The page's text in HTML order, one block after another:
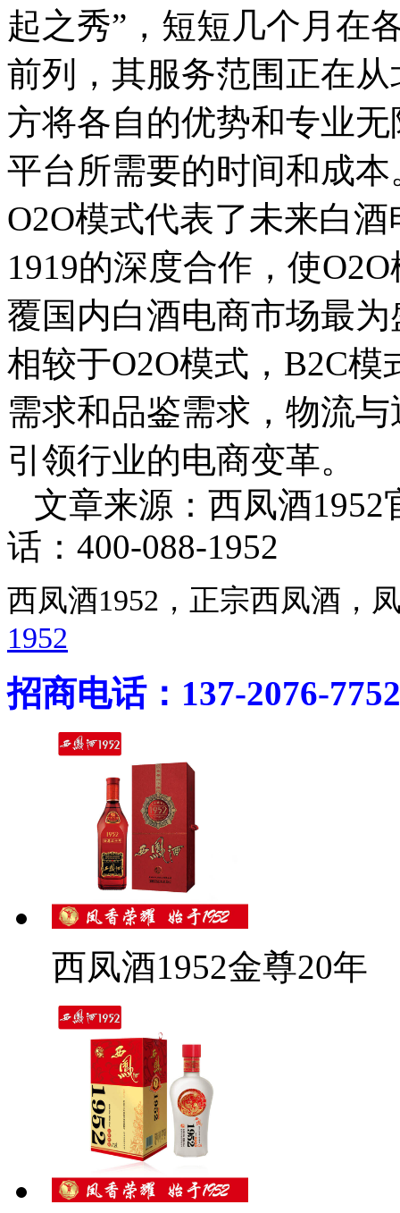
起之秀”，短短几个月在
前列，其服务范围正在
方将各自的优势和专业
平台所需要的时间和成
O2O模式代表了未来白
1919的深度合作，使
覆国内白酒电商市场最
相较于O2O模式，B2C
需求和品鉴需求，物流
引领行业的电商变革。
文章来源：西凤酒
话：400-088-1952
西凤酒1952，正宗西凤酒
1952
招商电话：137-2076-7752
西凤酒1952金尊20年